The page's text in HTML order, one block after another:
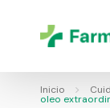
Inicio
oleo